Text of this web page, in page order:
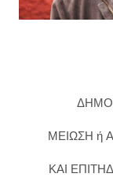
ΜΕΙΩΣΗ ή
ΚΑΙ